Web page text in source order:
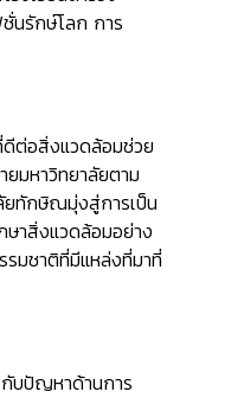
นรักษ์โลก การ
ดีต่อสิ่งแวดล้อมช่วย
ยมหาวิทยาลัยตาม
ยทักษิณมุ่งสู่การเป็น
าสิ่งแวดล้อมอย่าง
รมชาติที่มีแหล่งที่มาที่
กับปัญหาด้านการ